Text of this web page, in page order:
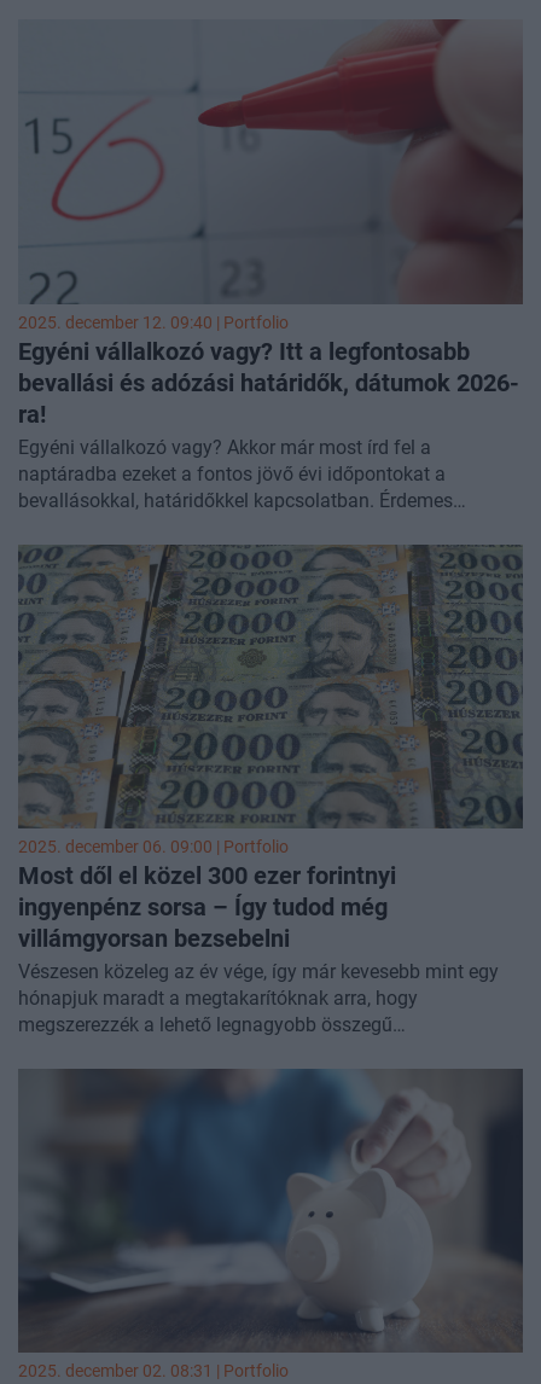
60 százalékát költhetik el, a becslések szerint egyharmadát
2025. december 12. 09:40 | Portfolio
Egyéni vállalkozó vagy? Itt a legfontosabb
bevallási és adózási határidők, dátumok 2026-
ra!
Egyéni vállalkozó vagy? Akkor már most írd fel a
naptáradba ezeket a fontos jövő évi időpontokat a
bevallásokkal, határidőkkel kapcsolatban. Érdemes
járhat. Szja-előleg (SZJA), iparűzési adó (ipa/IPA), szociális
hozzájárulási adó (szocho)? A Számlázz.hu összeszedte,
mire érdemes figyelni 2026-ban.
2025. december 06. 09:00 | Portfolio
Most dől el közel 300 ezer forintnyi
ingyenpénz sorsa – Így tudod még
villámgyorsan bezsebelni
Vészesen közeleg az év vége, így már kevesebb mint egy
hónapjuk maradt a megtakarítóknak arra, hogy
megszerezzék a lehető legnagyobb összegű
hogy el ne vesszen az akár 280 ezer forintnyi "ingyenpénz".
2025. december 02. 08:31 | Portfolio